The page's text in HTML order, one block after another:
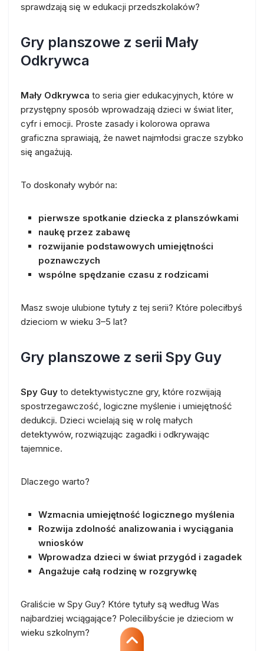
sprawdzają się w edukacji przedszkolaków?
Gry planszowe z serii Mały
Odkrywca
Mały Odkrywca to seria gier edukacyjnych, które w
przystępny sposób wprowadzają dzieci w świat liter,
cyfr i emocji. Proste zasady i kolorowa oprawa
graficzna sprawiają, że nawet najmłodsi gracze szybko
się angażują.
To doskonały wybór na:
pierwsze spotkanie dziecka z planszówkami
naukę przez zabawę
rozwijanie podstawowych umiejętności
poznawczych
wspólne spędzanie czasu z rodzicami
Masz swoje ulubione tytuły z tej serii? Które poleciłbyś
dzieciom w wieku 3–5 lat?
Gry planszowe z serii Spy Guy
Spy Guy to detektywistyczne gry, które rozwijają
spostrzegawczość, logiczne myślenie i umiejętność
dedukcji. Dzieci wcielają się w rolę małych
detektywów, rozwiązując zagadki i odkrywając
tajemnice.
Dlaczego warto?
Wzmacnia umiejętność logicznego myślenia
Rozwija zdolność analizowania i wyciągania
wniosków
Wprowadza dzieci w świat przygód i zagadek
Angażuje całą rodzinę w rozgrywkę
Graliście w Spy Guy? Które tytuły są według Was
najbardziej wciągające? Polecilibyście je dzieciom w
wieku szkolnym?